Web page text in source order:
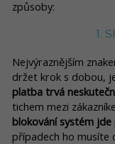
způsoby:
1.
Nejvýraznějším
držet krok s dobou,
platba trvá
tichem mezi
blokování systém
případech ho musíte